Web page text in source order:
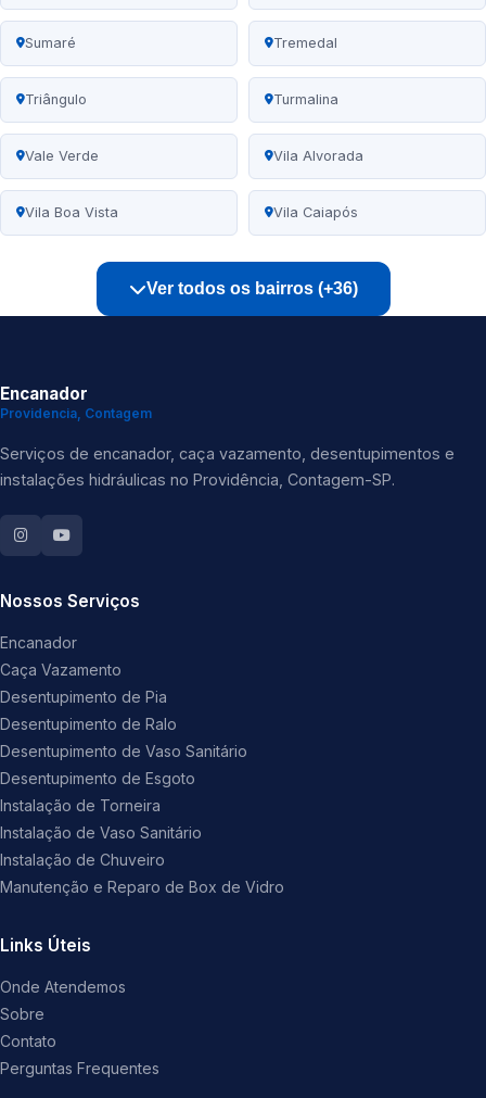
Sumaré Tremedal
Triângulo Turmalina
Vale Verde Vila Alvorada
Vila Boa Vista Vila Caiapós
Ver todos os bairros (+36)
Encanador
Providencia, Contagem
Serviços de encanador, caça vazamento, desentupimentos e
instalações hidráulicas no Providência, Contagem-SP.
Nossos Serviços
Encanador
Caça Vazamento
Desentupimento de Pia
Desentupimento de Ralo
Desentupimento de Vaso Sanitário
Desentupimento de Esgoto
Instalação de Torneira
Instalação de Vaso Sanitário
Instalação de Chuveiro
Manutenção e Reparo de Box de Vidro
Links Úteis
Onde Atendemos
Sobre
Contato
Perguntas Frequentes